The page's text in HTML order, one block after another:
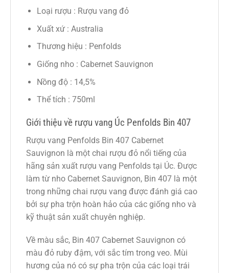
Loại rượu : Rượu vang đỏ
Xuất xứ : Australia
Thương hiệu : Penfolds
Giống nho : Cabernet Sauvignon
Nồng độ : 14,5%
Thể tích : 750ml
Giới thiệu về rượu vang Úc Penfolds Bin 407
Rượu vang Penfolds Bin 407 Cabernet
Sauvignon là một chai rượu đỏ nổi tiếng của
hãng sản xuất rượu vang Penfolds tại Úc. Được
làm từ nho Cabernet Sauvignon, Bin 407 là một
trong những chai rượu vang được đánh giá cao
bởi sự pha trộn hoàn hảo của các giống nho và
kỹ thuật sản xuất chuyên nghiệp.
Về màu sắc, Bin 407 Cabernet Sauvignon có
màu đỏ ruby đậm, với sắc tím trong veo. Mùi
hương của nó có sự pha trộn của các loại trái